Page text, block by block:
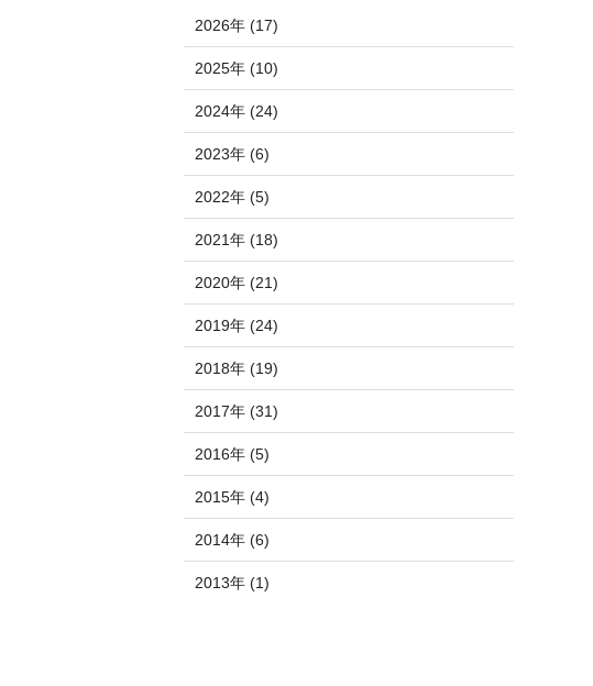
2026年 (17)
2025年 (10)
2024年 (24)
2023年 (6)
2022年 (5)
2021年 (18)
2020年 (21)
2019年 (24)
2018年 (19)
2017年 (31)
2016年 (5)
2015年 (4)
2014年 (6)
2013年 (1)